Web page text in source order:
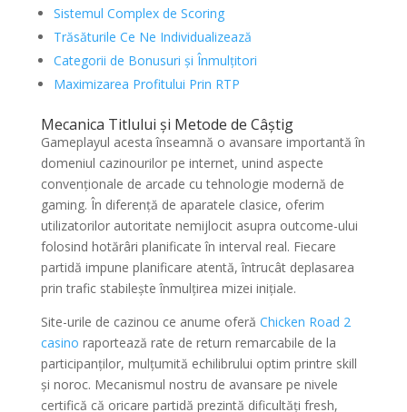
Sistemul Complex de Scoring
Trăsăturile Ce Ne Individualizează
Categorii de Bonusuri și Înmulțitori
Maximizarea Profitului Prin RTP
Mecanica Titlului și Metode de Câștig
Gameplayul acesta înseamnă o avansare importantă în
domeniul cazinourilor pe internet, unind aspecte
convenționale de arcade cu tehnologie modernă de
gaming. În diferență de aparatele clasice, oferim
utilizatorilor autoritate nemijlocit asupra outcome-ului
folosind hotărâri planificate în interval real. Fiecare
partidă impune planificare atentă, întrucât deplasarea
prin trafic stabilește înmulțirea mizei inițiale.
Site-urile de cazinou ce anume oferă Chicken Road 2
casino raportează rate de return remarcabile de la
participanților, mulțumită echilibrului optim printre skill
și noroc. Mecanismul nostru de avansare pe nivele
certifică că oricare partidă prezintă dificultăți fresh,